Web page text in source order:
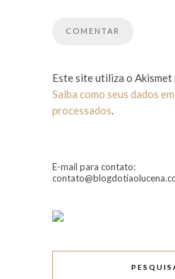
Este site utiliza o Akismet
Saiba como seus dados
processados.
E-mail para contato: